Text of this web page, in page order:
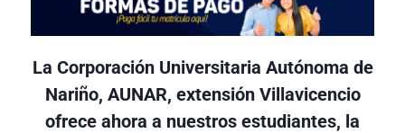
La Corporación Universitaria Autónoma de
Nariño, AUNAR, extensión Villavicencio
ofrece ahora a nuestros estudiantes, la